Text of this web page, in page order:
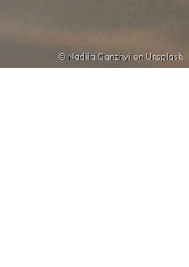
© Nadiia Ganzhyi on Unsplash